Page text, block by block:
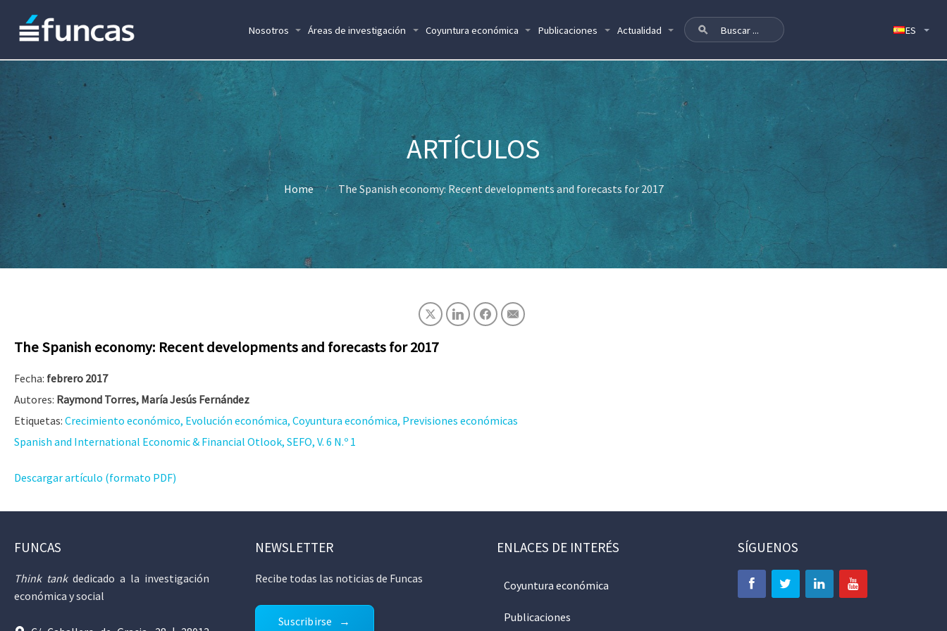
Nosotros Áreas de investigación Coyuntura económica Publicaciones Actualidad
Home The Spanish economy: Recent developments and forecasts for 2017
The Spanish economy: Recent developments and forecasts for 2017
Fecha: febrero 2017
Autores: Raymond Torres, María Jesús Fernández
Etiquetas: Crecimiento económico, Evolución económica, Coyuntura económica, Previsiones económicas
Spanish and International Economic & Financial Otlook, SEFO, V. 6 N.º 1
Descargar artículo (formato PDF)
FUNCAS
Think tankdedicado a la investigación
económica y social
NEWSLETTER
Recibe todas las noticias de Funcas
Suscribirse
ENLACES DE INTERÉS
Coyuntura económica
Publicaciones
SÍGUENOS